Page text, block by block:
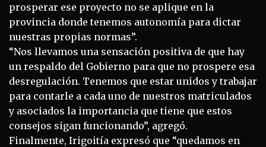
prosperar ese proyecto no se aplique en la
provincia donde tenemos autonomía para dictar
nuestras propias normas”.
“Nos llevamos una sensación positiva de que hay
un respaldo del Gobierno para que no prospere esa
desregulación. Tenemos que estar unidos y trabajar
para contarle a cada uno de nuestros matriculados
y asociados la importancia que tiene que estos
consejos sigan funcionando”, agregó.
Finalmente, Irigoitía expresó que “quedamos en